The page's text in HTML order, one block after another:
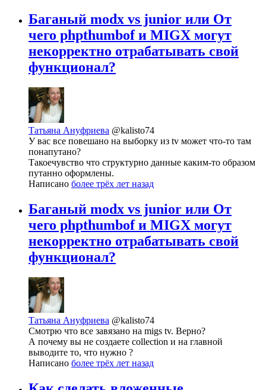
Баганый modx vs junior или От
чего phpthumbof и MIGX могут
некорректно отрабатывать свой
функционал?
Татьяна Ануфриева @kalisto74
У вас все повешано на выборку из tv может что-то там
понапутано?
Такоечувство что структурно данные каким-то образом
путанно оформлены.
Написано более трёх лет назад
Баганый modx vs junior или От
чего phpthumbof и MIGX могут
некорректно отрабатывать свой
функционал?
Татьяна Ануфриева @kalisto74
Смотрю что все завязано на migs tv. Верно?
А почему вы не создаете collection и на главной
выводите то, что нужно ?
Написано более трёх лет назад